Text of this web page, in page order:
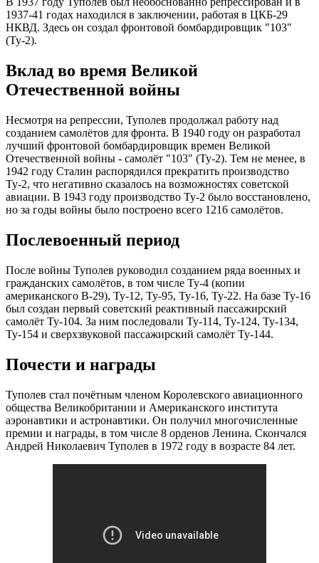
1937-41 годах находился в заключении, работая в ЦКБ-29
НКВД. Здесь он создал фронтовой бомбардировщик "103"
(Ту-2).
Вклад во время Великой
Отечественной войны
Несмотря на репрессии, Туполев продолжал работу над
созданием самолётов для фронта. В 1940 году он разработал
лучший фронтовой бомбардировщик времен Великой
Отечественной войны - самолёт "103" (Ту-2). Тем не менее, в
1942 году Сталин распорядился прекратить производство
Ту-2, что негативно сказалось на возможностях советской
авиации. В 1943 году производство Ту-2 было восстановлено,
но за годы войны было построено всего 1216 самолётов.
Послевоенный период
После войны Туполев руководил созданием ряда военных и
гражданских самолётов, в том числе Ту-4 (копии
американского В-29), Ту-12, Ту-95, Ту-16, Ту-22. На базе Ту-16
был создан первый советский реактивный пассажирский
самолёт Ту-104. За ним последовали Ту-114, Ту-124, Ту-134,
Ту-154 и сверхзвуковой пассажирский самолёт Ту-144.
Почести и награды
Туполев стал почётным членом Королевского авиационного
общества Великобритании и Американского института
аэронавтики и астронавтики. Он получил многочисленные
премии и награды, в том числе 8 орденов Ленина. Скончался
Андрей Николаевич Туполев в 1972 году в возрасте 84 лет.